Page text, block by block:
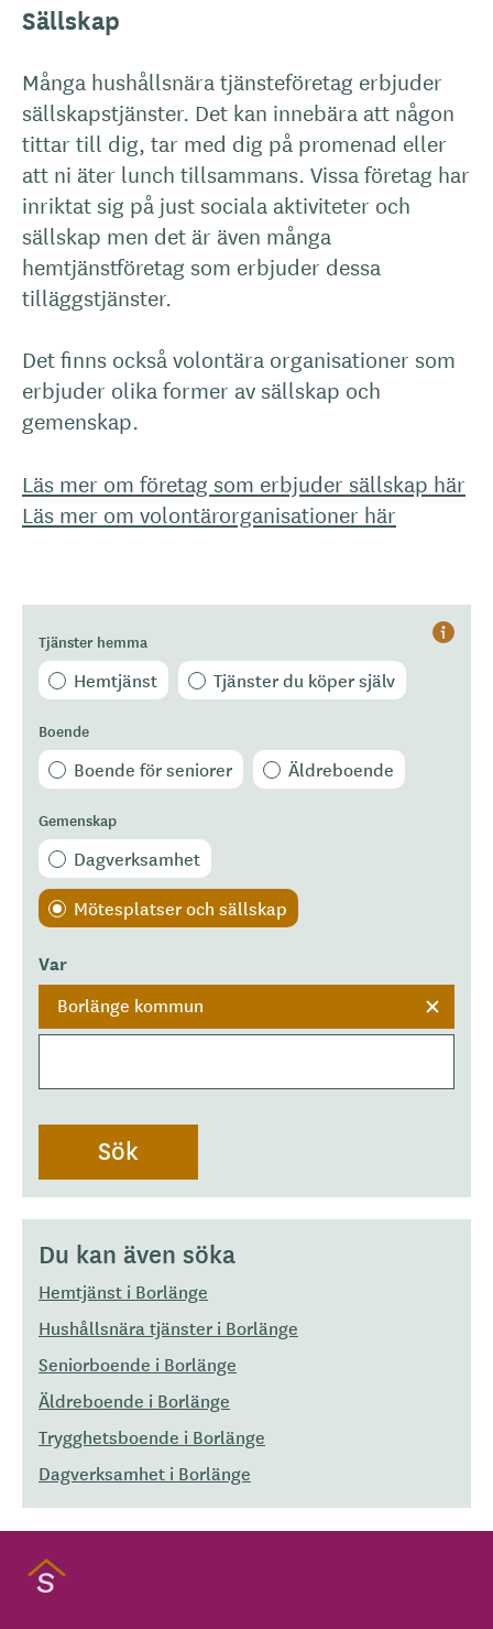
Hjälp
Tjänster hemma
Hemtjänst Tjänster du köper själv
Boende
Boende för seniorer Äldreboende
Gemenskap
Dagverksamhet
Mötesplatser och sällskap
Var
Borlänge kommun
Du kan även söka
Hemtjänst i Borlänge
Hushållsnära tjänster i Borlänge
Seniorboende i Borlänge
Äldreboende i Borlänge
Trygghetsboende i Borlänge
Dagverksamhet i Borlänge
Sällskap
Många hushållsnära tjänsteföretag erbjuder
sällskapstjänster. Det kan innebära att någon
tittar till dig, tar med dig på promenad eller
att ni äter lunch tillsammans. Vissa företag har
inriktat sig på just sociala aktiviteter och
sällskap men det är även många
hemtjänstföretag som erbjuder dessa
tilläggstjänster.
Det finns också volontära organisationer som
erbjuder olika former av sällskap och
gemenskap.
Läs mer om företag som erbjuder sällskap här
Läs mer om volontärorganisationer här